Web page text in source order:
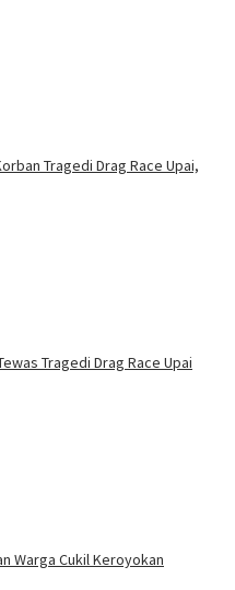
Tragedi Drag Race Upai,
Tragedi Drag Race Upai
Warga Cukil Keroyokan